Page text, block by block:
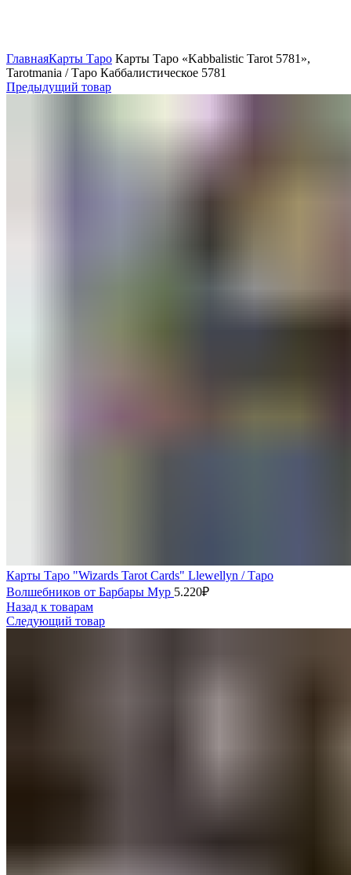
ГлавнаяКарты Таро Карты Таро «Kabbalistic Tarot 5781»,
Tarotmania / Таро Каббалистическое 5781
Предыдущий товар
Карты Таро "Wizards Tarot Cards" Llewellyn / Таро
Волшебников от Барбары Мур 5.220₽
Назад к товарам
Следующий товар